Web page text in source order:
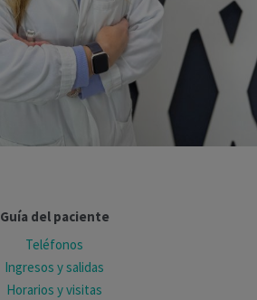
Guía del paciente
Teléfonos
Ingresos y salidas
Horarios y visitas